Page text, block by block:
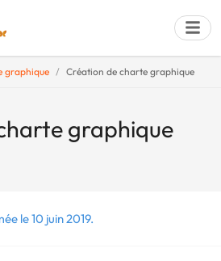
graphique Création de charte graphique
graphique
le 10 juin 2019.